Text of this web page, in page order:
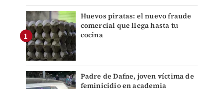
Huevos piratas: el nuevo fraude
comercial que llega hasta tu
cocina
Padre de Dafne, joven víctima de
feminicidio en academia